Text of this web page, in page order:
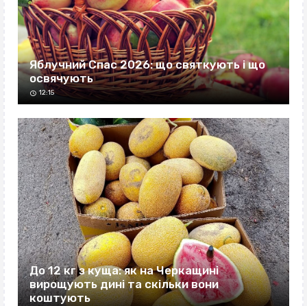
Яблучний Спас 2026: що святкують і що
освячують
12:15
До 12 кг з куща: як на Черкащині
вирощують дині та скільки вони
коштують